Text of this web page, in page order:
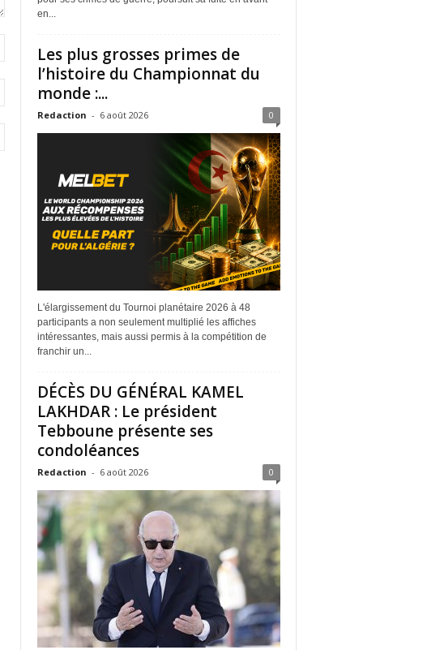
en...
Les plus grosses primes de
l’histoire du Championnat du
monde :...
Redaction - 6 août 2026 0
L'élargissement du Tournoi planétaire 2026 à 48
participants a non seulement multiplié les affiches
intéressantes, mais aussi permis à la compétition de
franchir un...
DÉCÈS DU GÉNÉRAL KAMEL
LAKHDAR : Le président
Tebboune présente ses
condoléances
Redaction - 6 août 2026 0